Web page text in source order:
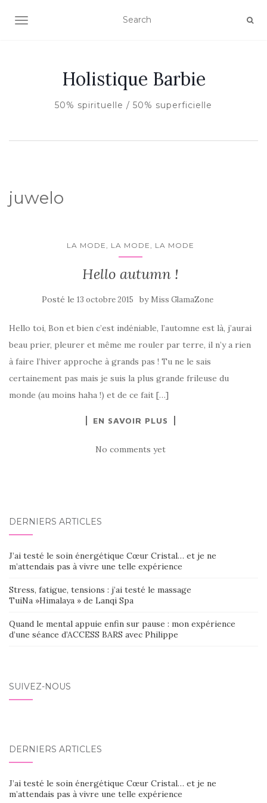
AFFICHER/MASQUER LA NAVIGATION
Holistique Barbie
50% spirituelle / 50% superficielle
juwelo
LA MODE, LA MODE, LA MODE
Hello autumn !
Posté le 13 octobre 2015 by Miss GlamaZone
Hello toi, Bon et bien c’est indéniable, l’automne est là, j’aurai
beau prier, pleurer et même me rouler par terre, il n’y a rien
à faire l’hiver approche à grands pas ! Tu ne le sais
certainement pas mais je suis la plus grande frileuse du
monde (au moins haha !) et de ce fait […]
EN SAVOIR PLUS
No comments yet
DERNIERS ARTICLES
J’ai testé le soin énergétique Cœur Cristal… et je ne
m’attendais pas à vivre une telle expérience
Stress, fatigue, tensions : j’ai testé le massage
TuiNa »Himalaya » de Lanqi Spa
Quand le mental appuie enfin sur pause : mon expérience
d’une séance d’ACCESS BARS avec Philippe
SUIVEZ-NOUS
DERNIERS ARTICLES
J’ai testé le soin énergétique Cœur Cristal… et je ne
m’attendais pas à vivre une telle expérience